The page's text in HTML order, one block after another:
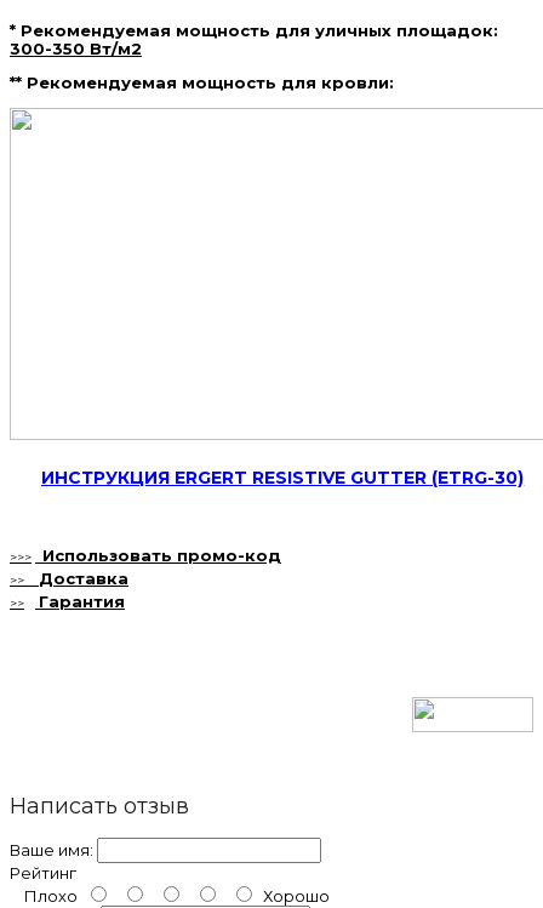
* Рекомендуемая мощность для уличных площадок:
300-350 Вт/м2
** Рекомендуемая мощность для кровли:
ИНСТРУКЦИЯ ERGERT RESISTIVE GUTTER (ETRG-30)
>>> Использовать промо-код
>> Доставка
>> Гарантия
Написать отзыв
Ваше имя:
Рейтинг
Плохо
Хорошо